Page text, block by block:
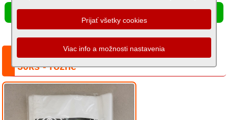
☰ Ponuka produktov
Semená
osivá
Chovateľské
potreby
Séria: Zamrazovacie vrecká s potlačou,
50ks - rôzne